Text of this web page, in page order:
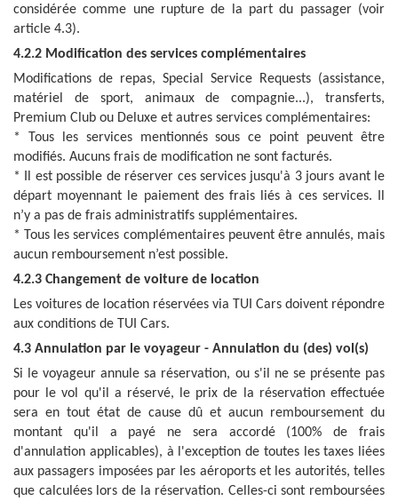
considérée comme une rupture de la part du passager (voir
article 4.3).
4.2.2 Modification des services complémentaires
Modifications de repas, Special Service Requests (assistance,
matériel de sport, animaux de compagnie...), transferts,
Premium Club ou Deluxe et autres services complémentaires:
* Tous les services mentionnés sous ce point peuvent être
modifiés. Aucuns frais de modification ne sont facturés.
* Il est possible de réserver ces services jusqu'à 3 jours avant le
départ moyennant le paiement des frais liés à ces services. Il
n’y a pas de frais administratifs supplémentaires.
* Tous les services complémentaires peuvent être annulés, mais
aucun remboursement n’est possible.
4.2.3 Changement de voiture de location
Les voitures de location réservées via TUI Cars doivent répondre
aux conditions de TUI Cars.
4.3 Annulation par le voyageur - Annulation du (des) vol(s)
Si le voyageur annule sa réservation, ou s'il ne se présente pas
pour le vol qu'il a réservé, le prix de la réservation effectuée
sera en tout état de cause dû et aucun remboursement du
montant qu'il a payé ne sera accordé (100% de frais
d'annulation applicables), à l'exception de toutes les taxes liées
aux passagers imposées par les aéroports et les autorités, telles
que calculées lors de la réservation. Celles-ci sont remboursées